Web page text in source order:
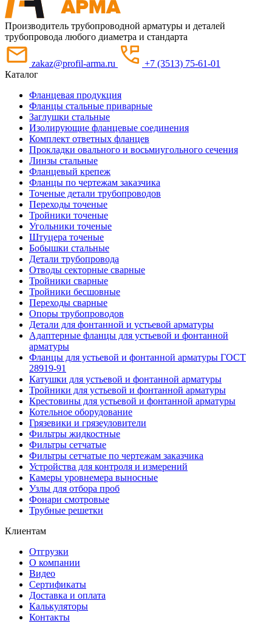
Производитель трубопроводной арматуры и деталей
трубопровода любого диаметра и стандарта
zakaz@profil-arma.ru
+7 (3513) 75-61-01
Каталог
Фланцевая продукция
Фланцы стальные приварные
Заглушки стальные
Изолирующие фланцевые соединения
Комплект ответных фланцев
Прокладки овального и восьмиугольного сечения
Линзы стальные
Фланцевый крепеж
Фланцы по чертежам заказчика
Точеные детали трубопроводов
Переходы точеные
Тройники точеные
Угольники точеные
Штуцера точеные
Бобышки стальные
Детали трубопровода
Отводы секторные сварные
Тройники сварные
Тройники бесшовные
Переходы сварные
Опоры трубопроводов
Детали для фонтанной и устьевой арматуры
Адаптерные фланцы для устьевой и фонтанной
арматуры
Фланцы для устьевой и фонтанной арматуры ГОСТ
28919-91
Катушки для устьевой и фонтанной арматуры
Тройники для устьевой и фонтанной арматуры
Крестовины для устьевой и фонтанной арматуры
Котельное оборудование
Грязевики и грязеуловители
Фильтры жидкостные
Фильтры сетчатые
Фильтры сетчатые по чертежам заказчика
Устройства для контроля и измерений
Камеры уровнемера выносные
Узлы для отбора проб
Фонари смотровые
Трубные решетки
Клиентам
Отгрузки
О компании
Видео
Сертификаты
Доставка и оплата
Калькуляторы
Контакты